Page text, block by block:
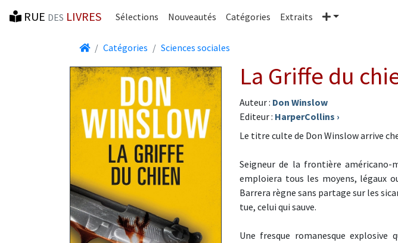
RUE DES LIVRES Sélections Nouveautés Catégories Extraits Plus
AccueilCatégories Sciences sociales
La Griffe du
Auteur : Don Winslow
Editeur : HarperCollins ›
Le titre culte de Don Winslow arrive
Seigneur de la frontière
emploiera tous les moyens, légaux
Barrera règne sans partage sur les
tue, celui qui sauve.
Une fresque romanesque